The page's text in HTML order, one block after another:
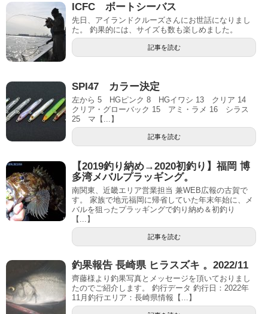
ICFC ボートシーバス
先日、アイランドクルーズさんにお世話になりまし
た。 釣果的には、サイズも数も楽しめました。
記事を読む
SPI47 カラー決定
左から 5 HGピンク 8 HGイワシ 13 クリア 14
クリア・グローバック 15 アミ・ラメ 16 シラス
25 マ【...】
記事を読む
【2019釣り納め→2020初釣り】福岡 博
多湾メバルプラッギング。
南関東、近畿エリア営業担当 兼WEB広報の古賀で
す。 家族で地元福岡に帰省していた年末年始に、メ
バルを狙ったプラッギングで釣り納め＆初釣り
【...】
記事を読む
釣果報告 長崎県 ヒラスズキ 。2022/11
齊藤様より釣果写真とメッセージを頂いておりまし
たのでご紹介します。 釣行データ 釣行日：2022年
11月釣行エリア：長崎県情報【...】